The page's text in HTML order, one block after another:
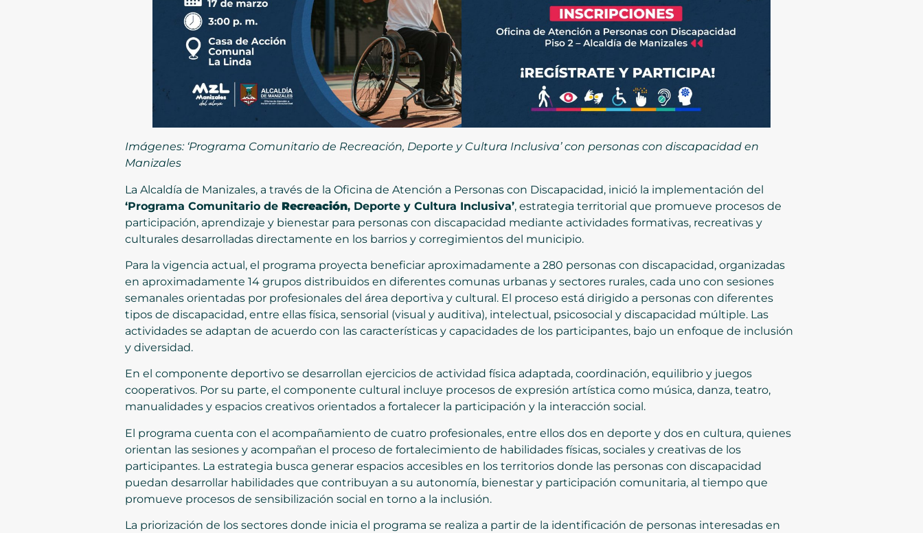
Imágenes: ‘Programa Comunitario de Recreación, Deporte y Cultura Inclusiva’ con personas con discapacidad en
Manizales
La Alcaldía de Manizales, a través de la Oficina de Atención a Personas con Discapacidad, inició la implementación del
‘Programa Comunitario de Recreación, Deporte y Cultura Inclusiva’, estrategia territorial que promueve procesos de
participación, aprendizaje y bienestar para personas con discapacidad mediante actividades formativas, recreativas y
culturales desarrolladas directamente en los barrios y corregimientos del municipio.
Para la vigencia actual, el programa proyecta beneficiar aproximadamente a 280 personas con discapacidad, organizadas
en aproximadamente 14 grupos distribuidos en diferentes comunas urbanas y sectores rurales, cada uno con sesiones
semanales orientadas por profesionales del área deportiva y cultural. El proceso está dirigido a personas con diferentes
tipos de discapacidad, entre ellas física, sensorial (visual y auditiva), intelectual, psicosocial y discapacidad múltiple. Las
actividades se adaptan de acuerdo con las características y capacidades de los participantes, bajo un enfoque de inclusión
y diversidad.
En el componente deportivo se desarrollan ejercicios de actividad física adaptada, coordinación, equilibrio y juegos
cooperativos. Por su parte, el componente cultural incluye procesos de expresión artística como música, danza, teatro,
manualidades y espacios creativos orientados a fortalecer la participación y la interacción social.
El programa cuenta con el acompañamiento de cuatro profesionales, entre ellos dos en deporte y dos en cultura, quienes
orientan las sesiones y acompañan el proceso de fortalecimiento de habilidades físicas, sociales y creativas de los
participantes. La estrategia busca generar espacios accesibles en los territorios donde las personas con discapacidad
puedan desarrollar habilidades que contribuyan a su autonomía, bienestar y participación comunitaria, al tiempo que
promueve procesos de sensibilización social en torno a la inclusión.
La priorización de los sectores donde inicia el programa se realiza a partir de la identificación de personas interesadas en